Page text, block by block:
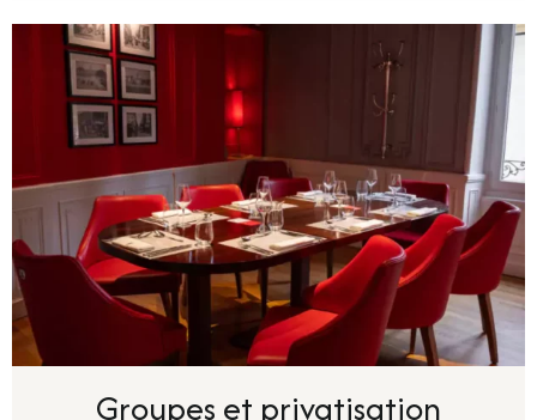
Groupes et privatisation